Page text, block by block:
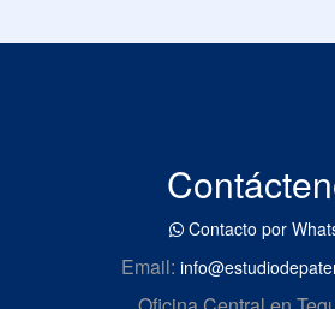
Contacto por
Email: